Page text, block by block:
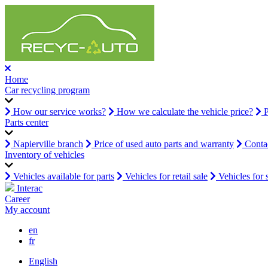
Home
Car recycling program
How our service works? How we calculate the vehicle price?
Parts center
Napierville branch Price of used auto parts and warranty
Inventory of vehicles
Vehicles available for parts Vehicles for retail sale
Vehicles for
Interac
Career
My account
en
fr
English